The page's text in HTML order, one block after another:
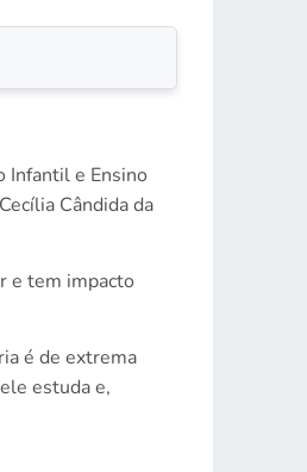
Infantil e Ensino
Cândida da
e tem impacto
é de extrema
estuda e,